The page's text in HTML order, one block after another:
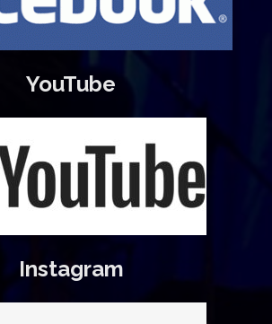
YouTube
Instagram